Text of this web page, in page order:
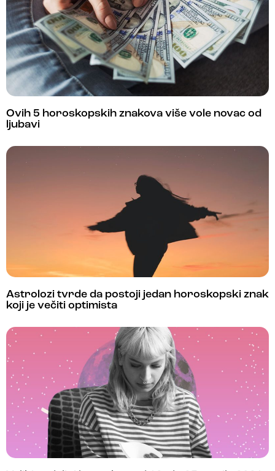
Ovih 5 horoskopskih znakova više vole novac od
ljubavi
Astrolozi tvrde da postoji jedan horoskopski znak
koji je večiti optimista